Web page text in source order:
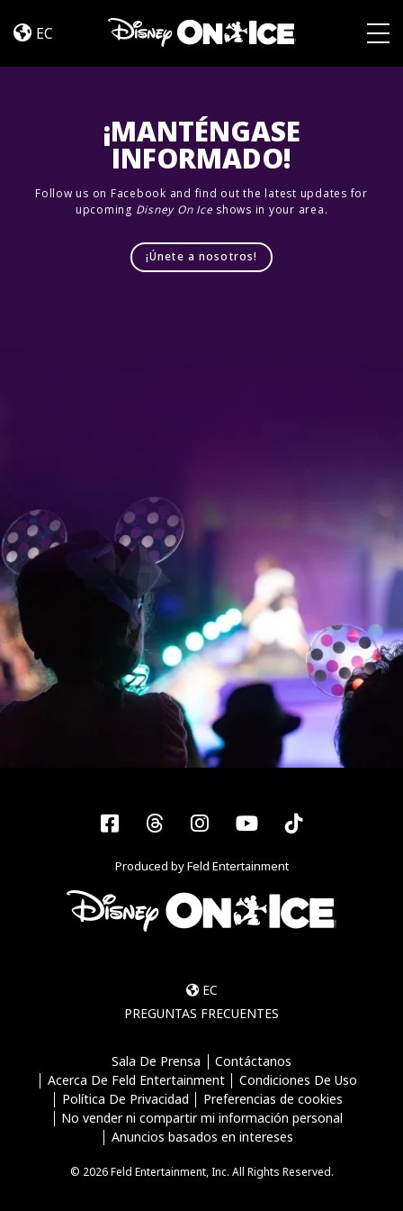
Big
EC
¡MANTÉNGASE
INFORMADO!
Follow us on Facebook and find out the latest updates for
upcoming Disney On Iceshows in your area.
¡Únete a nosotros!
Facebook
ThreadsInstagram
YouTubeTiktok
Produced by Feld Entertainment
EC
PREGUNTAS FRECUENTES
Sala De Prensa
Contáctanos
Acerca De Feld Entertainment
Condiciones De Uso
Política De Privacidad
Preferencias de cookies
No vender ni compartir mi información personal
Anuncios basados en intereses
© 2026 Feld Entertainment, Inc. All Rights Reserved.